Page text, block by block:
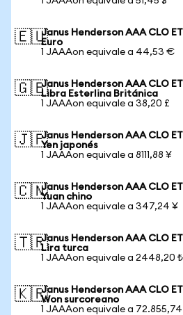
🇪🇺Janus Henderson AAA CLO
Euro
1 JAAAon equivale a 44,53 €
🇬🇧Janus Henderson AAA CLO
Libra Esterlina Británica
1 JAAAon equivale a 38,20 £
🇯🇵Janus Henderson AAA CLO
Yen japonés
1 JAAAon equivale a 8111,88 ¥
🇨🇳Janus Henderson AAA CLO
Yuan chino
1 JAAAon equivale a 347,24 ¥
🇹🇷Janus Henderson AAA CLO
Lira turca
1 JAAAon equivale a 2448,20 ₺
🇰🇷Janus Henderson AAA CLO
Won surcoreano
1 JAAAon equivale a